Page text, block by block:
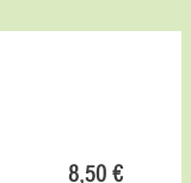
8,50 €